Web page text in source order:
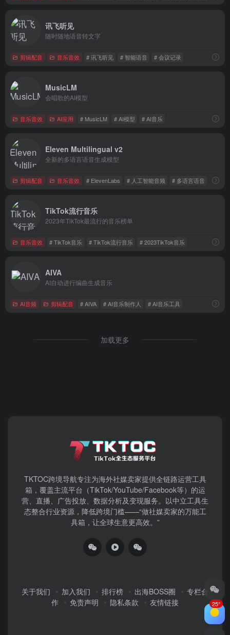
讯飞听见
随时随地语音转文字
剪辑配音 音乐音效 # 讯飞听见 # 智能语音 # 会议记录
MusicLM
会唱歌的AI模型
音乐音效 AI应用 # MusicLM # AI模型 # AI音乐
Eleven Multilingual v2
全新的多语言语音生成模型
剪辑配音 音乐音效 # ElevenLabs # 人工智能音频 # 多语言语音
TikTok流行音乐
2023年TikTok最流行的音乐榜单
音乐音效 # TikTok音乐 # TikTok流行音乐 # 2023TikTok音乐
AIVA
AI自动进行编曲生成音乐
AI音频 剪辑配音 # AIVA # AI音乐制作人 # AI音乐工具
加载更多
TKTOC跨境导航​专注为海外社媒卖家提供全链路运营工具
箱，覆盖主流平台（TikTok/YouTube/Facebook等）​的运
营、直播、广告投放、数据分析及变现服务。以中立工具生
态整合行业资源，降低跨境门槛——“做社媒卖家的万能工
具箱，让全球生意更高效。”
关于我们 加入我们 排行榜 出海BOSS圈
专栏合
作
免责声明 隐私条款 友情链接 25°